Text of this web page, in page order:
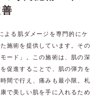
る肌ダメージを専門的にケ
施術を提供しています。その
ード」。この施術は、肌の深
促進することで、肌の弾力を
間で行え、痛みも最小限。札
で美しい肌を手に入れるため